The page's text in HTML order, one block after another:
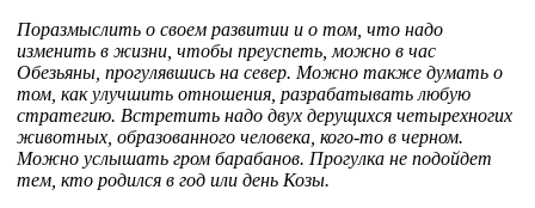
Поразмыслить о своем развитии и о том, что надо
изменить в жизни, чтобы преуспеть, можно в час
Обезьяны, прогулявшись на север. Можно также думать о
том, как улучшить отношения, разрабатывать любую
стратегию. Встретить надо двух дерущихся четырехногих
животных, образованного человека, кого-то в черном.
Можно услышать гром барабанов. Прогулка не подойдет
тем, кто родился в год или день Козы.